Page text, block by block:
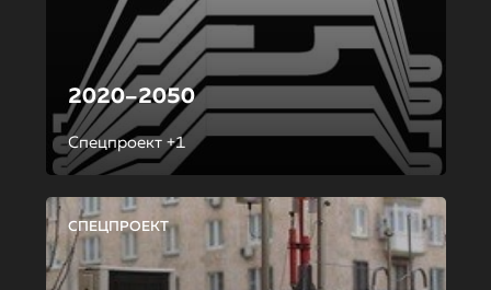
2020–2050
Спецпроект +1
СПЕЦПРОЕКТ